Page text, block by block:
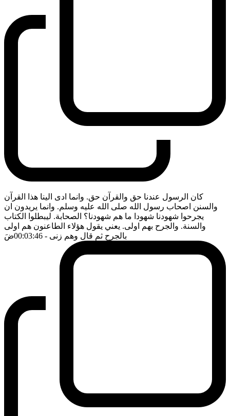
كان الرسول عندنا حق والقرآن حق. وانما ادى الينا هذا القرآن
والسنن اصحاب رسول الله صلى الله عليه وسلم. وانما يريدون ان
يجرحوا شهودنا شهودا ما هم شهودنا؟ الصحابة. ليبطلوا الكتاب
والسنة. والجرح بهم اولى. يعني يقول هؤلاء الطاعنون هم اولى
بالجرح ثم قال وهم زنى - 00:03:46 ضَ